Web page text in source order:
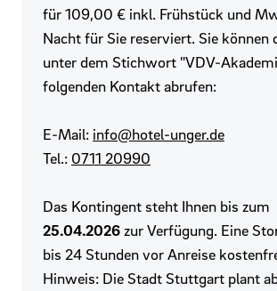
für 109,00 € inkl. Frühstück und
Nacht für Sie reserviert. Sie können
unter dem Stichwort "VDV-
folgenden Kontakt abrufen:
E-Mail: info@hotel-unger.de
Tel.: 0711 20990
Das Kontingent steht Ihnen bis zum
25.04.2026zur Verfügung. Eine
bis 24 Stunden vor Anreise
Hinweis: Die Stadt Stuttgart plant